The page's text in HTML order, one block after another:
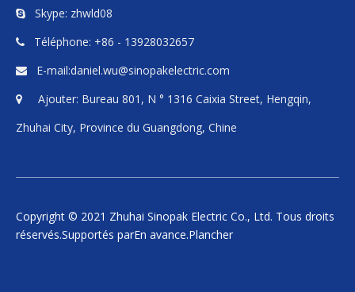
 Skype: zhwld08
 Téléphone: +86 - 13928032657
 E-mail:daniel.wu@sinopakelectric.com
 Ajouter: Bureau 801, N ° 1316 Caixia Street, Hengqin,
Zhuhai City, Province du Guangdong, Chine
Copyright © 2021 Zhuhai Sinopak Electric Co., Ltd. Tous droits
réservés.Supportés parEn avance.Plancher